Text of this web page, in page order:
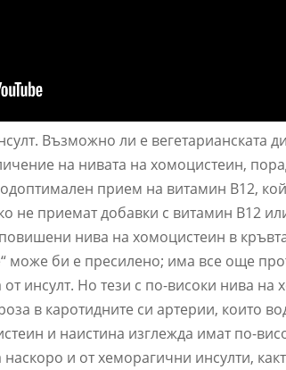
Възможно ли е вегетарианската
на нивата на хомоцистеин,
прием на витамин B12,
не приемат добавки с витамин B12
нива на хомоцистеин в
може би е пресилено; има все още
инсулт. Но тези с по-високи нива на
в каротидните си артерии, които
и наистина изглежда имат по-
и от хеморагични инсулти,